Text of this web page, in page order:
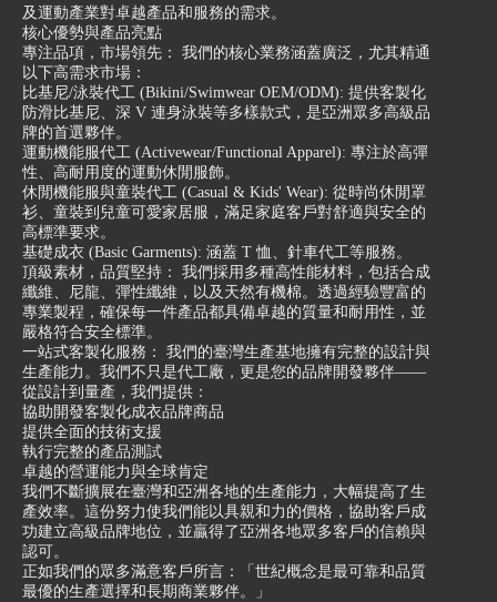
及運動產業對卓越產品和服務的需求。
核心優勢與產品亮點
專注品項，市場領先： 我們的核心業務涵蓋廣泛，尤其精通
以下高需求市場：
比基尼/泳裝代工 (Bikini/Swimwear OEM/ODM): 提供客製化
防滑比基尼、深 V 連身泳裝等多樣款式，是亞洲眾多高級品
牌的首選夥伴。
運動機能服代工 (Activewear/Functional Apparel): 專注於高彈
性、高耐用度的運動休閒服飾。
休閒機能服與童裝代工 (Casual & Kids' Wear): 從時尚休閒罩
衫、童裝到兒童可愛家居服，滿足家庭客戶對舒適與安全的
高標準要求。
基礎成衣 (Basic Garments): 涵蓋 T 恤、針車代工等服務。
頂級素材，品質堅持： 我們採用多種高性能材料，包括合成
纖維、尼龍、彈性纖維，以及天然有機棉。透過經驗豐富的
專業製程，確保每一件產品都具備卓越的質量和耐用性，並
嚴格符合安全標準。
一站式客製化服務： 我們的臺灣生產基地擁有完整的設計與
生產能力。我們不只是代工廠，更是您的品牌開發夥伴——
從設計到量產，我們提供：
協助開發客製化成衣品牌商品
提供全面的技術支援
執行完整的產品測試
卓越的營運能力與全球肯定
我們不斷擴展在臺灣和亞洲各地的生產能力，大幅提高了生
產效率。這份努力使我們能以具親和力的價格，協助客戶成
功建立高級品牌地位，並贏得了亞洲各地眾多客戶的信賴與
認可。
正如我們的眾多滿意客戶所言：「世紀概念是最可靠和品質
最優的生產選擇和長期商業夥伴。」